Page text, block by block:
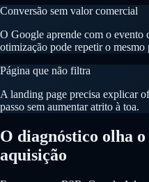
Conversão sem valor comercial
O Google aprende com o evento
otimização pode repetir o mesmo
Página que não filtra
A landing page precisa explicar
passo sem aumentar atrito à toa.
O diagnóstico olha
aquisição